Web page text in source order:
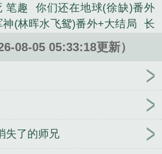
俊。“子秩，你怎么跪着？”“师
观：“？？？...
阁免费阅读无弹窗》是风雷皇
笔趣
你们还在地球(徐缺)番外
神(林晖水飞鸳)番外+大结局
长
笔趣阁百度云
恶女打猎养家奔
结局
我都宇宙之主了
你们还
费阅读无弹窗
边境第一军神
读
恶女打猎养家奔小康江浸
阁百度云
恶女打猎养家奔小康
08-05 05:33:18更新）
失了的师兄